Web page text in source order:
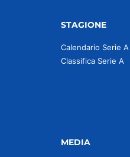
STAGIONE
Calendario Serie A
Classifica Serie A
MEDIA